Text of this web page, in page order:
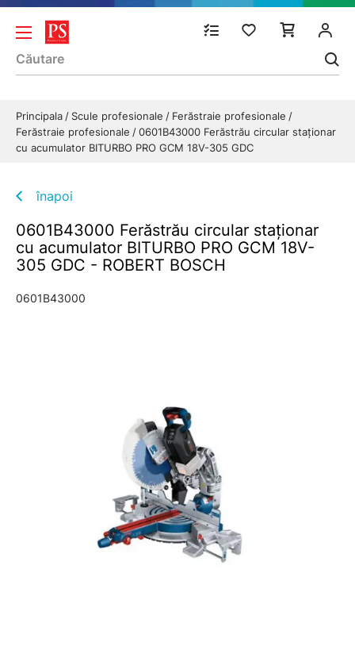
Principala Scule profesionale
Ferăstraie profesionale
Ferăstraie profesionale
0601B43000 Ferăstrău circular staţionar
cu acumulator BITURBO PRO GCM 18V-305 GDC
înapoi
0601B43000 Ferăstrău circular staţionar
cu acumulator BITURBO PRO GCM 18V-
305 GDC - ROBERT BOSCH
0601B43000